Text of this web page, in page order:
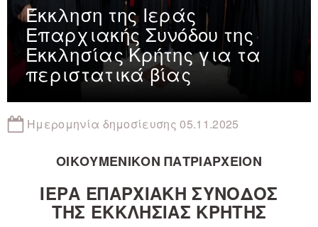
Έκκληση της Ιεράς
Επαρχιακής Συνόδου της
Εκκλησίας Κρήτης για τα
περιστατικά βίας
Ημερομηνία δημοσίευσης 05.11.2025
ΟΙΚΟΥΜΕΝΙΚΟΝ ΠΑΤΡΙΑΡΧΕΙΟΝ
ΙΕΡΑ ΕΠΑΡΧΙΑΚΗ ΣΥΝΟΔΟΣ
ΤΗΣ ΕΚΚΛΗΣΙΑΣ ΚΡΗΤΗΣ